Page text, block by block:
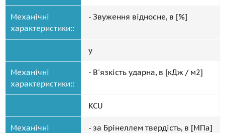
Механічні
характеристики::
- Звуження відносне, в [%]
y
Механічні
характеристики::
- В'язкість ударна, в [кДж / м2]
KCU
Механічні
- за Брінеллем твердість, в [МПа]